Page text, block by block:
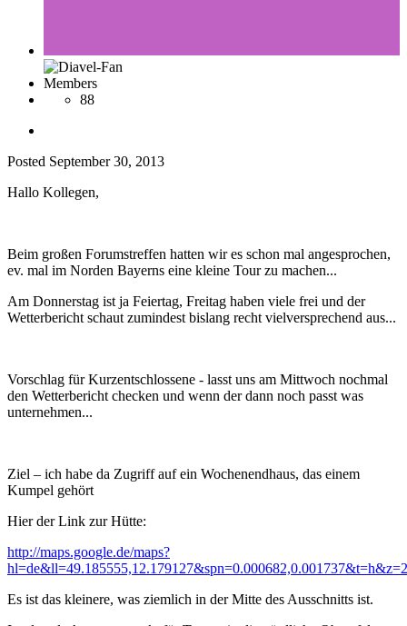
Members
88
Posted September 30, 2013
Hallo Kollegen,
Beim großen Forumstreffen hatten wir es schon mal angesprochen,
ev. mal im Norden Bayerns eine kleine Tour zu machen...
Am Donnerstag ist ja Feiertag, Freitag haben viele frei und der
Wetterbericht schaut zumindest bislang recht vielversprechend aus...
Vorschlag für Kurzentschlossene - lasst uns am Mittwoch nochmal
den Wetterbericht checken und wenn der dann noch passt was
unternehmen...
Ziel – ich habe da Zugriff auf ein Wochenendhaus, das einem
Kumpel gehört
Hier der Link zur Hütte:
http://maps.google.de/maps?
Es ist das kleinere, was ziemlich in der Mitte des Ausschnitts ist.